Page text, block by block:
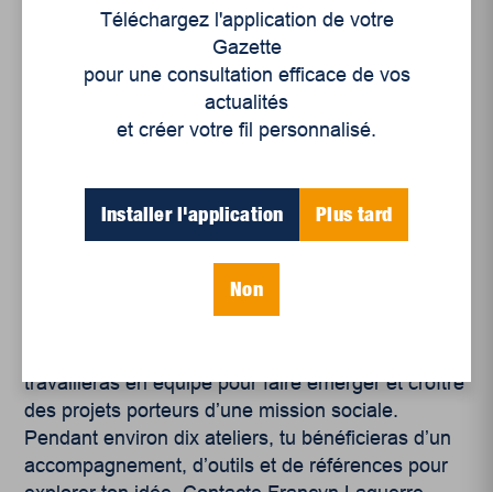
au besoin. C’est une façon de faire qui est à la
portée de tous et toutes et elle peut s’appliquer à
n’importe quelle étape de développement de son
entreprise. Alors, du prédémarrage jusqu’à la
croissance, la pensée design peut être utilisée
Tu as une idée ou un projet ? Tu as entre 18 et
29 ans ?
Le Pôle d’économie sociale Mauricie te propose
travailleras en équipe pour faire émerger et croître
des projets porteurs d’une mission sociale.
Pendant environ dix ateliers, tu bénéficieras d’un
accompagnement, d’outils et de références pour
Téléchargez l'application de votre
Gazette
pour une consultation efficace de vos
actualités
et créer votre fil personnalisé.
Installer l'application Plus tard
Non